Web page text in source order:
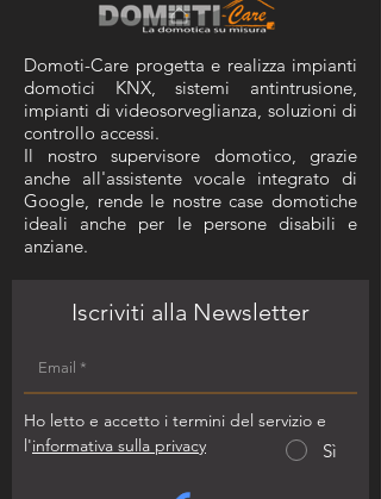
Domoti-Care progetta e realizza impianti
domotici KNX,sistemi antintrusione,
impianti di videosorveglianza, soluzioni di
controllo accessi.
Il nostro supervisore domotico, grazie
anche all'assistente vocale integrato di
Google, rende le nostre case domotiche
ideali anche per le persone disabili e
anziane.​
Iscriviti alla Newsletter
Ho letto e accetto i termini del servizio e
l'informativa sulla privacy Sì